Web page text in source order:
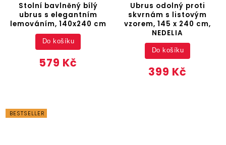
Stolní bavlněný bílý
ubrus s elegantním
lemováním, 140x240 cm
579 Kč
Do košíku
Ubrus odolný proti
skvrnám s listovým
vzorem, 145 x 240 cm,
NEDELIA
399 Kč
Do košíku
BESTSELLER